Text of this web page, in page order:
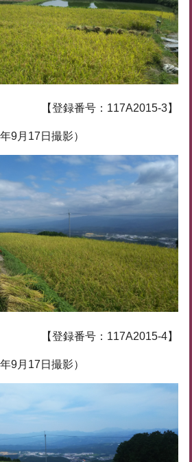
【登録番号：117A2015-3】
9月17日撮影）
【登録番号：117A2015-4】
9月17日撮影）